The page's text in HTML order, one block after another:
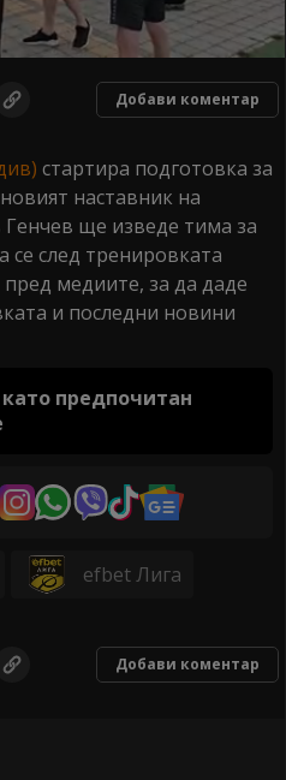
Добави коментар
стартира подготовка за
наставник на
Генчев ще изведе тима за
след тренировката
медиите, за да даде
и последни новини
предпочитан
efbet Лига
Добави коментар